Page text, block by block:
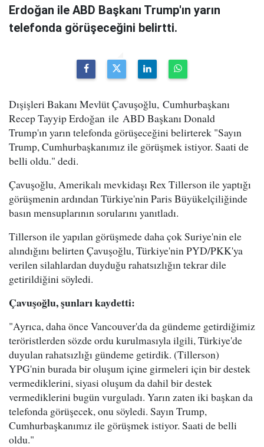
Erdoğan ile ABD Başkanı Trump'ın yarın
telefonda görüşeceğini belirtti.
Dışişleri Bakanı Mevlüt Çavuşoğlu, Cumhurbaşkanı
Recep Tayyip Erdoğan ile ABD Başkanı Donald
Trump'ın yarın telefonda görüşeceğini belirterek "Sayın
Trump, Cumhurbaşkanımız ile görüşmek istiyor. Saati de
belli oldu." dedi.
Çavuşoğlu, Amerikalı mevkidaşı Rex Tillerson ile yaptığı
görüşmenin ardından Türkiye'nin Paris Büyükelçiliğinde
basın mensuplarının sorularını yanıtladı.
Tillerson ile yapılan görüşmede daha çok Suriye'nin ele
alındığını belirten Çavuşoğlu, Türkiye'nin PYD/PKK'ya
verilen silahlardan duyduğu rahatsızlığın tekrar dile
getirildiğini söyledi.
Çavuşoğlu, şunları kaydetti:
"Ayrıca, daha önce Vancouver'da da gündeme getirdiğimiz
teröristlerden sözde ordu kurulmasıyla ilgili, Türkiye'de
duyulan rahatsızlığı gündeme getirdik. (Tillerson)
YPG'nin burada bir oluşum içine girmeleri için bir destek
vermediklerini, siyasi oluşum da dahil bir destek
vermediklerini bugün vurguladı. Yarın zaten iki başkan da
telefonda görüşecek, onu söyledi. Sayın Trump,
Cumhurbaşkanımız ile görüşmek istiyor. Saati de belli
oldu."